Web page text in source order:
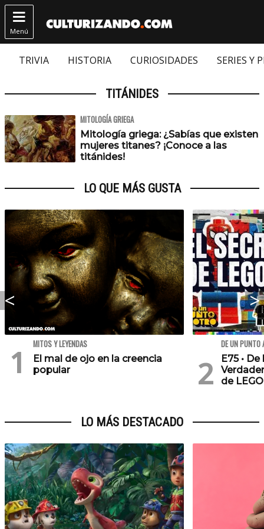

Menú
TRIVIA HISTORIA CURIOSIDADES SERIES Y
TITÁNIDES
MITOLOGÍA GRIEGA
Mitología griega: ¿Sabías que existen
mujeres titanes? ¡Conoce a las
titánides!
LO QUE MÁS GUSTA
MITOS Y LEYENDAS
El mal de ojo en la creencia
popular
DE UN PUNTO
E75 •
de
LO MÁS DESTACADO